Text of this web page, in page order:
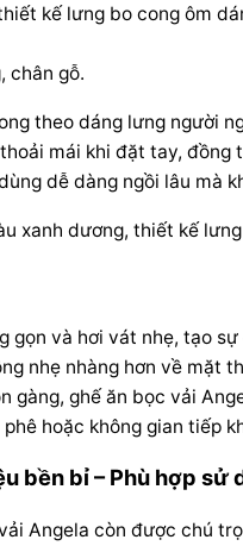
chân gỗ.
theo dáng lưng người
mái khi đặt tay,
dễ dàng ngồi lâu mà
gọn và hơi vát nhẹ, tạo
nhẹ nhàng hơn về mặt
ghế ăn bọc vải
hoặc không gian tiếp
bền bỉ – Phù hợp sử
Angela còn được chú